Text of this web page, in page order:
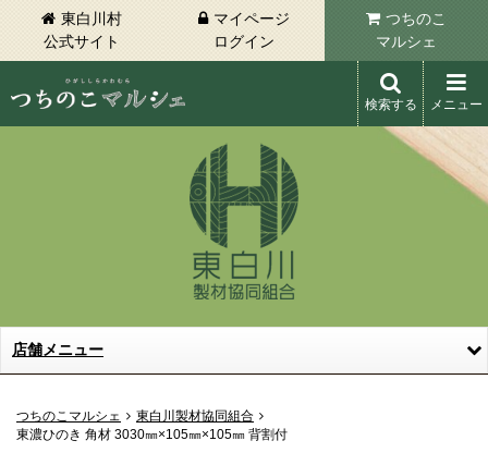
東白川村
公式サイト
マイページ
ログイン
つちのこ
マルシェ
検索する メニュー
店舗メニュー
つちのこマルシェ
東白川製材協同組合
東濃ひのき 角材 3030㎜×105㎜×105㎜ 背割付